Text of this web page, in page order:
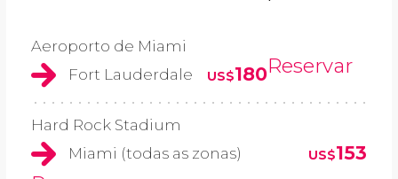
Aeroporto de Miami
Fort Lauderdale
US$180Reservar
Hard Rock Stadium
Miami (todas as zonas)
US$153